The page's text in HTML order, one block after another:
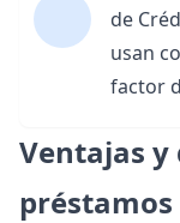
de
usan
factor
Ventajas y